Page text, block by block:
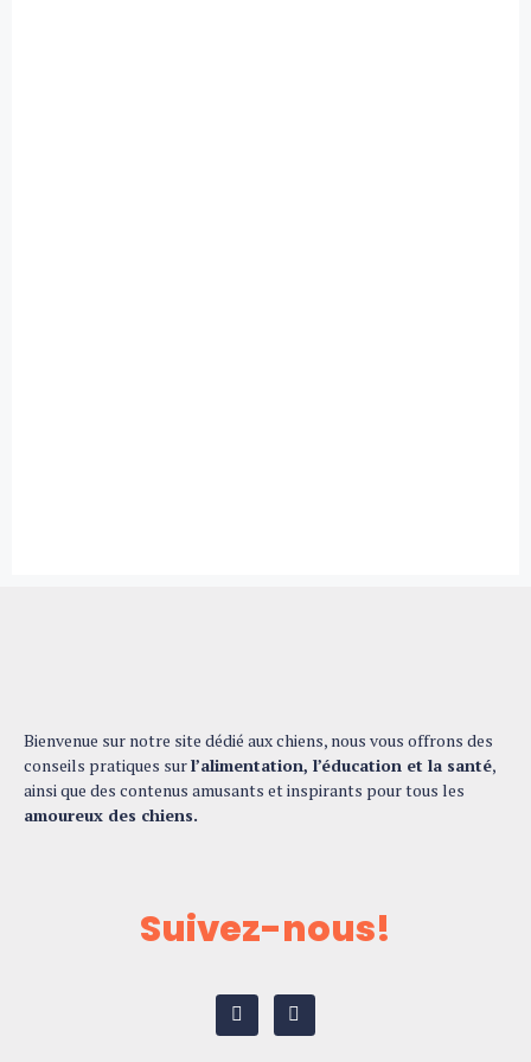
Bienvenue sur notre site dédié aux chiens, nous vous offrons des
conseils pratiques surl’alimentation, l’éducation et la santé,
ainsi que des contenus amusants et inspirants pour tous les
amoureux des chiens.
Suivez-nous!